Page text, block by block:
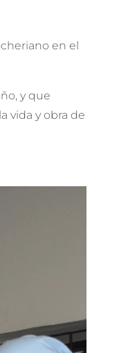
en el
y que
vida y obra de